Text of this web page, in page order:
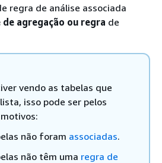
regra de análise associada
de agregação ou regra de
vendo as tabelas que
isso pode ser pelos
não foram associadas.
não têm uma regra de